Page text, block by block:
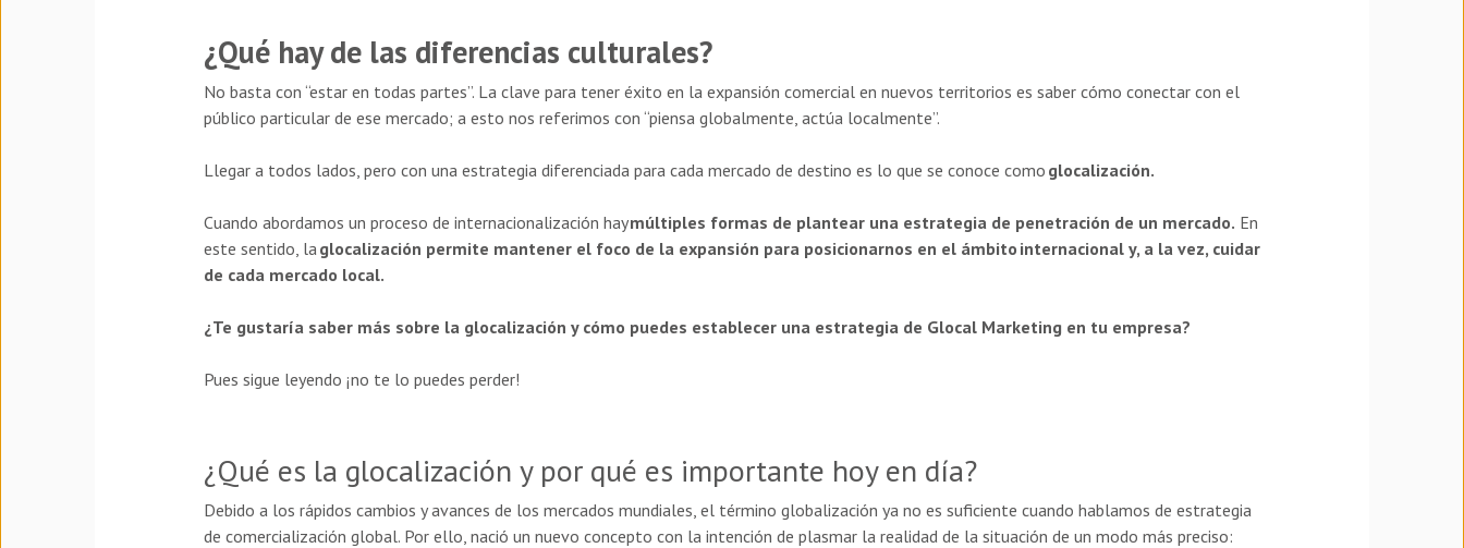
¿Qué hay de las diferencias culturales?
No basta con “estar en todas partes”. La clave para tener éxito en la expansión comercial en nuevos territorios es saber cómo conectar con el
público particular de ese mercado; a esto nos referimos con “piensa globalmente, actúa localmente”.
Llegar a todos lados, pero con una estrategia diferenciada para cada mercado de destino es lo que se conoce como glocalización.
Cuando abordamos un proceso de internacionalización haymúltiples formas de plantear una estrategia de penetración de un mercado. En
este sentido, la glocalización permite mantener el foco de la expansión para posicionarnos en el ámbito internacional y, a la vez, cuidar
de cada mercado local.
¿Te gustaría saber más sobre la glocalización y cómo puedes establecer una estrategia de Glocal Marketing en tu empresa?
Pues sigue leyendo ¡no te lo puedes perder!
¿Qué es la glocalización y por qué es importante hoy en día?
Debido a los rápidos cambios y avances de los mercados mundiales, el término globalización ya no es suficiente cuando hablamos de estrategia
de comercialización global. Por ello, nació un nuevo concepto con la intención de plasmar la realidad de la situación de un modo más preciso: